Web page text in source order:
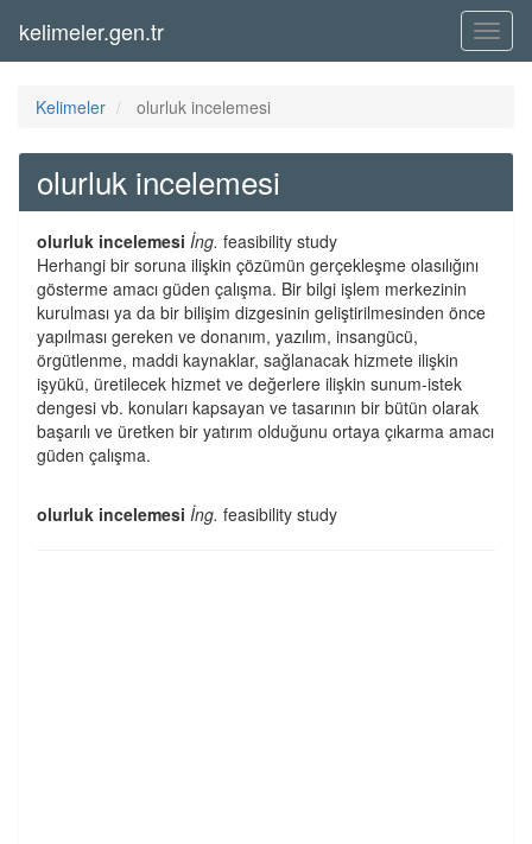
Menü
kelimeler.gen.tr
Kelimeler olurluk incelemesi
olurluk incelemesi
olurluk incelemesi İng. feasibility study
Herhangi bir soruna ilişkin çözümün gerçekleşme olasılığını
gösterme amacı güden çalışma. Bir bilgi işlem merkezinin
kurulması ya da bir bilişim dizgesinin geliştirilmesinden önce
yapılması gereken ve donanım, yazılım, insangücü,
örgütlenme, maddi kaynaklar, sağlanacak hizmete ilişkin
işyükü, üretilecek hizmet ve değerlere ilişkin sunum-istek
dengesi vb. konuları kapsayan ve tasarının bir bütün olarak
başarılı ve üretken bir yatırım olduğunu ortaya çıkarma amacı
güden çalışma.
olurluk incelemesi İng. feasibility study